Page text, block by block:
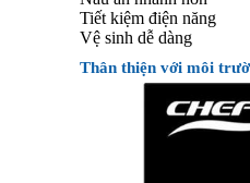
Tiết kiệm điện năng
Vệ sinh dễ dàng
Thân thiện với môi